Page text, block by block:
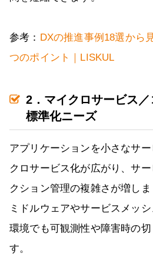
参考： DXの推進事例18選から
つのポイント｜LISKUL
2．マイクロサービス
標準化ニーズ
アプリケーションを小さなサ
クロサービス化が広がり、サ
クション管理の複雑さが増し
ミドルウェアやサービスメッ
環境でも可観測性や障害時の
す。